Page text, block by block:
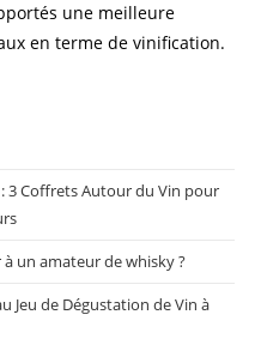
une meilleure
en terme de vinification.
3 Coffrets Autour du Vin pour
un amateur de whisky ?
Jeu de Dégustation de Vin à